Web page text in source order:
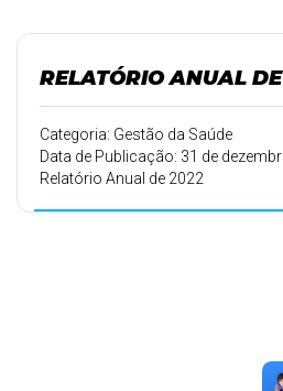
RELATÓRIO ANUAL
Categoria: Gestão da Saúde
Data de Publicação: 31 de
Relatório Anual de 2022